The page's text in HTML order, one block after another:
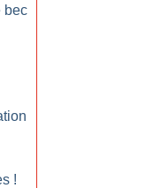
bec
!